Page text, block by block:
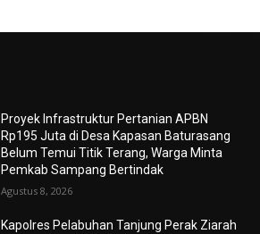
Proyek Infrastruktur Pertanian APBN
Rp195 Juta di Desa Kapasan Baturasang
Belum Temui Titik Terang, Warga Minta
Pemkab Sampang Bertindak
Agustus 8, 2026
Kapolres Pelabuhan Tanjung Perak Ziarah